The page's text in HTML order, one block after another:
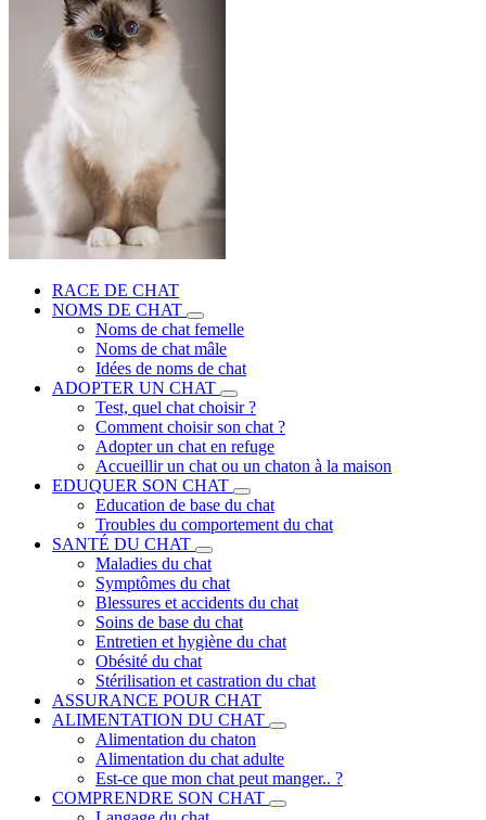
RACE DE CHAT
NOMS DE CHAT
Noms de chat femelle
Noms de chat mâle
Idées de noms de chat
ADOPTER UN CHAT
Test, quel chat choisir ?
Comment choisir son chat ?
Adopter un chat en refuge
Accueillir un chat ou un chaton à la maison
EDUQUER SON CHAT
Education de base du chat
Troubles du comportement du chat
SANTÉ DU CHAT
Maladies du chat
Symptômes du chat
Blessures et accidents du chat
Soins de base du chat
Entretien et hygiène du chat
Obésité du chat
Stérilisation et castration du chat
ASSURANCE POUR CHAT
ALIMENTATION DU CHAT
Alimentation du chaton
Alimentation du chat adulte
Est-ce que mon chat peut manger.. ?
COMPRENDRE SON CHAT